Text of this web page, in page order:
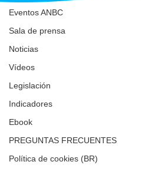
Eventos ANBC
Sala de prensa
Noticias
Vídeos
Legislación
Indicadores
Ebook
PREGUNTAS FRECUENTES
Política de cookies (BR)